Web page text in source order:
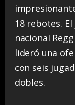
18 rebotes.
nacional
lideró una
con seis
dobles.